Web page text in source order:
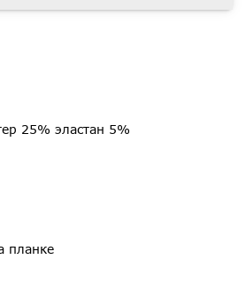
25% эластан 5%
планке